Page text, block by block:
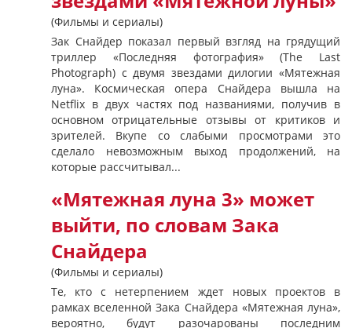
(Фильмы и сериалы)
Зак Снайдер показал первый взгляд на грядущий
триллер «Последняя фотография» (The Last
Photograph) с двумя звездами дилогии «Мятежная
луна». Космическая опера Снайдера вышла на
Netflix в двух частях под названиями, получив в
основном отрицательные отзывы от критиков и
зрителей. Вкупе со слабыми просмотрами это
сделало невозможным выход продолжений, на
которые рассчитывал...
«Мятежная луна 3» может
выйти, по словам Зака
Снайдера
(Фильмы и сериалы)
Те, кто с нетерпением ждет новых проектов в
рамках вселенной Зака Снайдера «Мятежная луна»,
вероятно, будут разочарованы последним